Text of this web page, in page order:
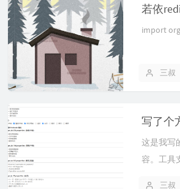
若依
import
三叔
写了个
这是我写
容。工具
三叔